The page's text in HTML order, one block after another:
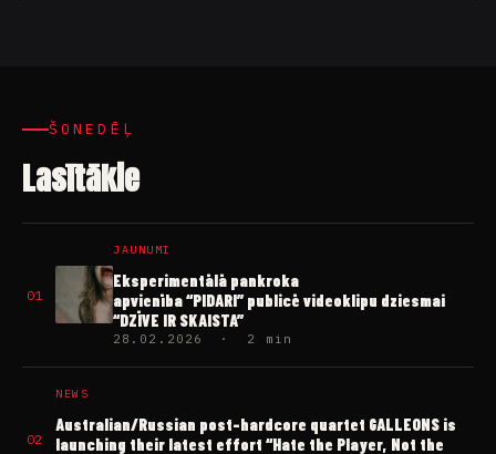
ŠONEDĒĻ
Lasītākie
01
JAUNUMI
Eksperimentālā pankroka
apvienība “PIDARI” publicē videoklipu dziesmai
“DZĪVE IR SKAISTA”
28.02.2026 · 2 min
02
NEWS
Australian/Russian post-hardcore quartet GALLEONS is
launching their latest effort “Hate the Player, Not the